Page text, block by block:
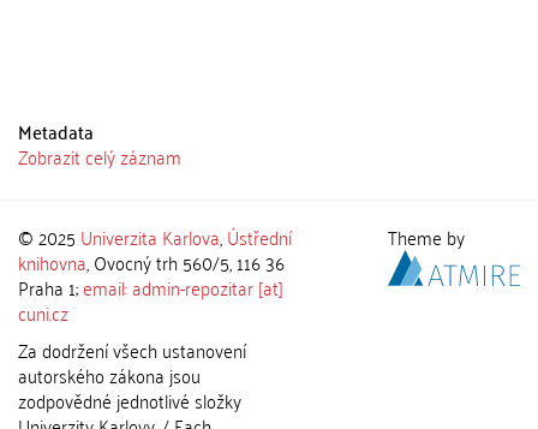
Metadata
Zobrazit celý záznam
© 2025 Univerzita Karlova,Ústřední
knihovna, Ovocný trh 560/5, 116 36
Praha 1;email: admin-repozitar [at]
cuni.cz
Za dodržení všech ustanovení
autorského zákona jsou
zodpovědné jednotlivé složky
Theme by